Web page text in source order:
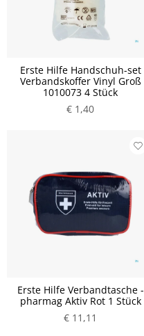
Erste Hilfe Handschuh-set
Verbandskoffer Vinyl Groß
1010073 4 Stück
€ 1,40
Erste Hilfe Verbandtasche -
pharmag Aktiv Rot 1 Stück
€ 11,11